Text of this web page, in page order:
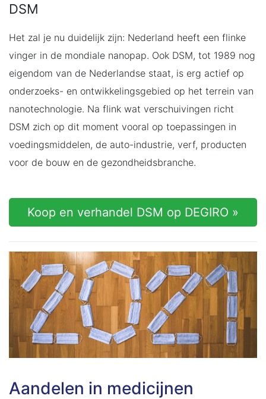
DSM
Het zal je nu duidelijk zijn: Nederland heeft een flinke
vinger in de mondiale nanopap. Ook DSM, tot 1989 nog
eigendom van de Nederlandse staat, is erg actief op
onderzoeks- en ontwikkelingsgebied op het terrein van
nanotechnologie. Na flink wat verschuivingen richt
DSM zich op dit moment vooral op toepassingen in
voedingsmiddelen, de auto-industrie, verf, producten
voor de bouw en de gezondheidsbranche.
Koop en verhandel DSM op DEGIRO »
Aandelen in medicijnen